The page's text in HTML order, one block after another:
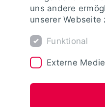
uns andere
unserer Webseite
Funktional
Externe